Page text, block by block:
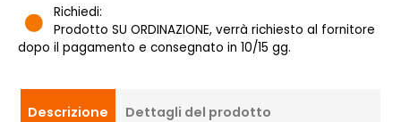
Richiedi:
Prodotto SU ORDINAZIONE, verrà richiesto al fornitore
dopo il pagamento e consegnato in 10/15 gg.
Descrizione Dettagli del prodotto